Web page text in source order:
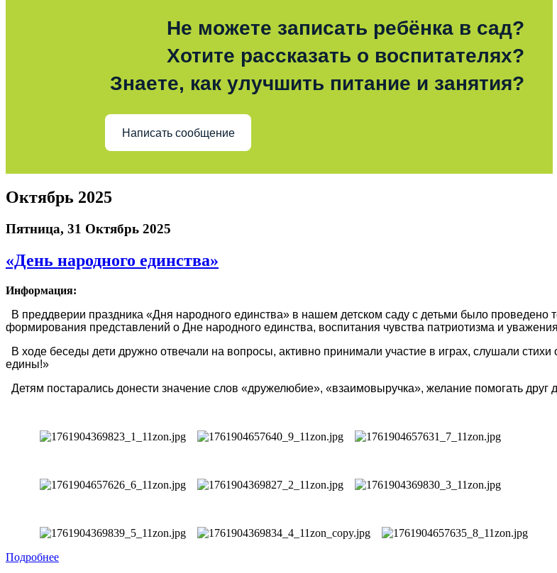
Не можете записать ребёнка в сад?
Хотите рассказать о воспитателях?
Знаете, как улучшить питание и занятия?
Написать сообщение
Октябрь 2025
Пятница, 31 Октябрь 2025
«День народного единства»
Информация:
В преддверии праздника «Дня народного единства» в нашем детском саду с детьми было проведено
формирования представлений о Дне народного единства, воспитания чувства патриотизма и
В ходе беседы дети дружно отвечали на вопросы, активно принимали участие в играх, слушали
едины!»
Детям постарались донести значение слов «дружелюбие», «взаимовыручка», желание помогать друг
Подробнее